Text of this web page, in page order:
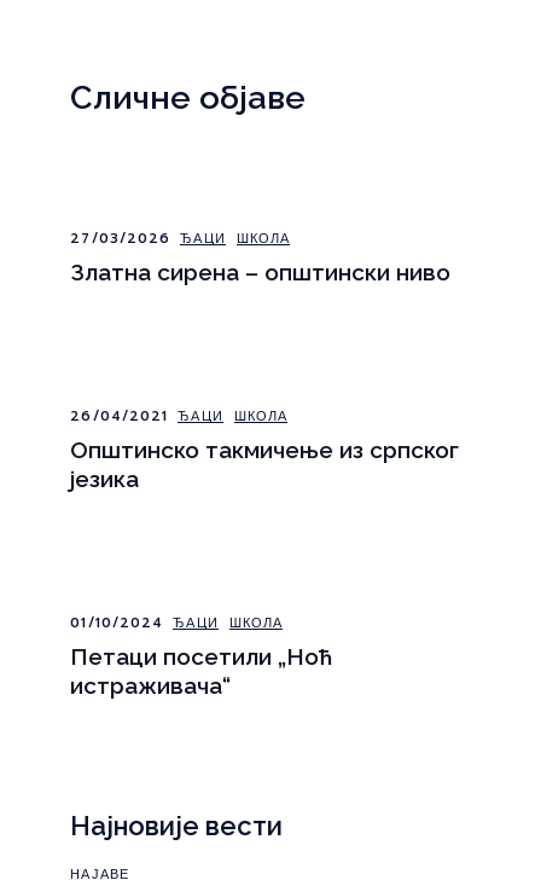
Сличне објаве
27/03/2026 ЂАЦИ ШКОЛА
Златна сирена – општински ниво
26/04/2021 ЂАЦИ ШКОЛА
Општинско такмичење из српског
језика
01/10/2024 ЂАЦИ ШКОЛА
Петаци посетили „Ноћ
истраживача“
Најновије вести
НАЈАВЕ